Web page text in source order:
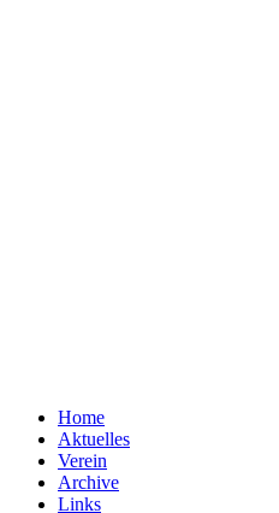
Home
Aktuelles
Verein
Archive
Links